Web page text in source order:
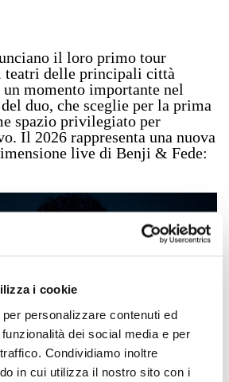
i cookie
personalizzare contenuti ed
dei social media e per
Condividiamo inoltre
in cui utilizza il nostro sito con i
il loro primo tour
teatri delle principali città
momento importante nel
duo, che sceglie per la prima
spazio privilegiato per
Il 2026 rappresenta una nuova
live di Benji & Fede: